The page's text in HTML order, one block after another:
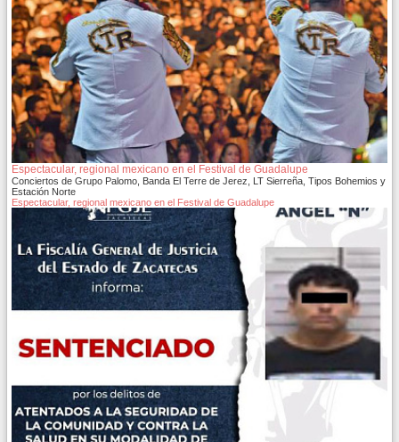
Espectacular, regional mexicano en el Festival de Guadalupe
Conciertos de Grupo Palomo, Banda El Terre de Jerez, LT Sierreña, Tipos Bohemios y
Estación Norte
Espectacular, regional mexicano en el Festival de Guadalupe